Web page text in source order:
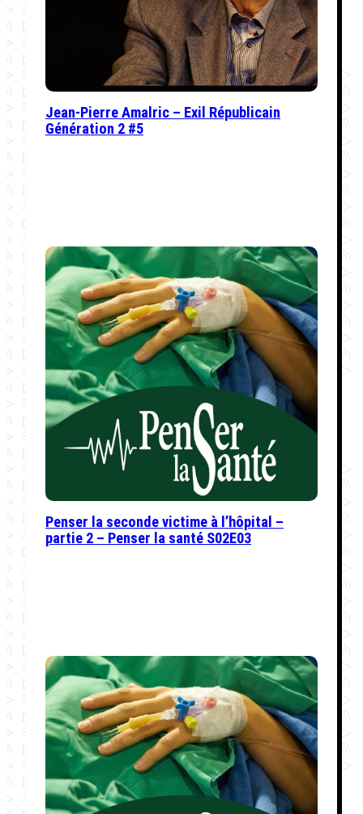
Jean-Pierre Amalric – Exil Républicain
Génération 2 #5
Penser la seconde victime à l’hôpital –
partie 2 – Penser la santé S02E03